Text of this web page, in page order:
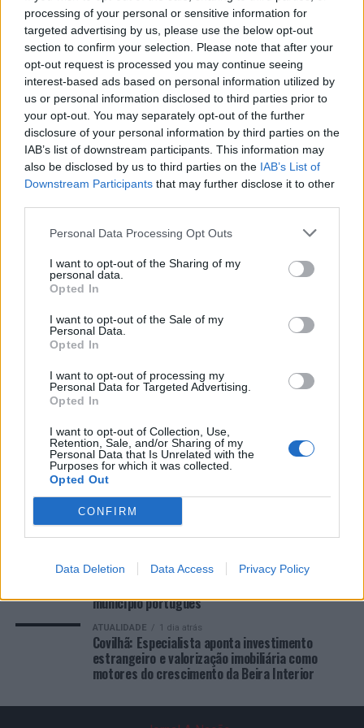
processing of your personal or sensitive information for
targeted advertising by us, please use the below opt-out
section to confirm your selection. Please note that after your
opt-out request is processed you may continue seeing
interest-based ads based on personal information utilized by
us or personal information disclosed to third parties prior to
your opt-out. You may separately opt-out of the further
disclosure of your personal information by third parties on the
IAB’s list of downstream participants. This information may
also be disclosed by us to third parties on the IAB’s List of
Downstream Participants that may further disclose it to other
Personal Data Processing Opt Outs
I want to opt-out of the Sharing of my
personal data.
Opted In
I want to opt-out of the Sale of my
Personal Data.
Opted In
I want to opt-out of processing my
Personal Data for Targeted Advertising.
Opted In
I want to opt-out of Collection, Use,
Retention, Sale, and/or Sharing of my
Personal Data that Is Unrelated with the
Purposes for which it was collected.
Opted Out
CONFIRM
Data Deletion Data Access Privacy Policy
“Millennium Estoril Open 2026” regressou ao circuito ATP
com vitória do francês Luca Van Assche
Castelo Branco: “Bienal Internacional de Artes e Ofícios”
promete afirmar artesanato, património e inovação como
“motores de desenvolvimento económico e cultural” do
município português
Covilhã: Especialista aponta investimento estrangeiro e
valorização imobiliária como motores do crescimento da
FUNCEX para “reforçar inteligência sobre comércio
exterior”
Esposende acolhe festival de kitesurf
COMENTÁRIOS RECENTES
ÚLTIMAS DESTAQUE
ATUALIDADE 11 horas atrás
“Millennium Estoril Open 2026” regressou ao
circuito ATP com vitória do francês Luca Van
Assche
ATUALIDADE 17 horas atrás
Castelo Branco: “Bienal Internacional de Artes e
património e inovação como “motores de
município português
ATUALIDADE 1 dia atrás
Covilhã: Especialista aponta investimento
estrangeiro e valorização imobiliária como
motores do crescimento da Beira Interior